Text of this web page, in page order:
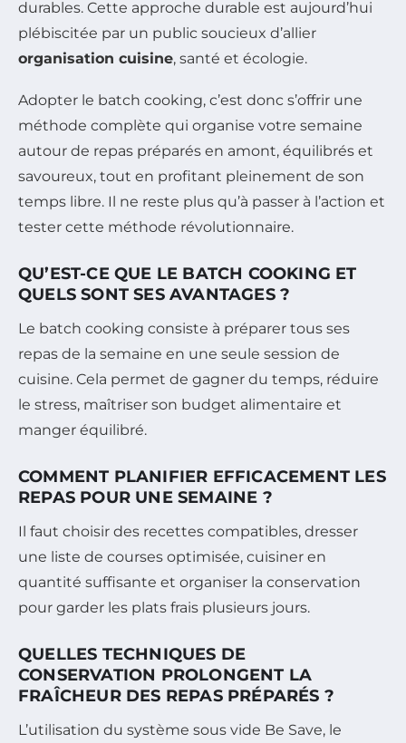
durables. Cette approche durable est aujourd’hui
plébiscitée par un public soucieux d’allier
organisation cuisine, santé et écologie.
Adopter le batch cooking, c’est donc s’offrir une
méthode complète qui organise votre semaine
autour de repas préparés en amont, équilibrés et
savoureux, tout en profitant pleinement de son
temps libre. Il ne reste plus qu’à passer à l’action et
tester cette méthode révolutionnaire.
QU’EST-CE QUE LE BATCH COOKING ET
QUELS SONT SES AVANTAGES ?
Le batch cooking consiste à préparer tous ses
repas de la semaine en une seule session de
cuisine. Cela permet de gagner du temps, réduire
le stress, maîtriser son budget alimentaire et
manger équilibré.
COMMENT PLANIFIER EFFICACEMENT LES
REPAS POUR UNE SEMAINE ?
Il faut choisir des recettes compatibles, dresser
une liste de courses optimisée, cuisiner en
quantité suffisante et organiser la conservation
pour garder les plats frais plusieurs jours.
QUELLES TECHNIQUES DE
CONSERVATION PROLONGENT LA
FRAÎCHEUR DES REPAS PRÉPARÉS ?
L’utilisation du système sous vide Be Save, le